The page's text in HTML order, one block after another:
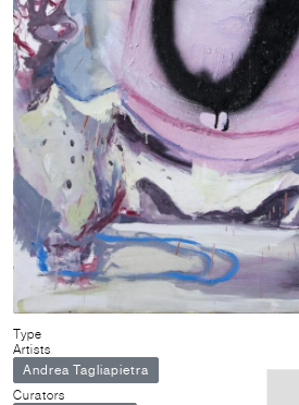
Type
Artists
Andrea Tagliapietra
Curators